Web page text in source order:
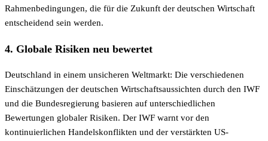
Rahmenbedingungen, die für die Zukunft der deutschen Wirtschaft
entscheidend sein werden.
4. Globale Risiken neu bewertet
Deutschland in einem unsicheren Weltmarkt: Die verschiedenen
Einschätzungen der deutschen Wirtschaftsaussichten durch den IWF
und die Bundesregierung basieren auf unterschiedlichen
Bewertungen globaler Risiken. Der IWF warnt vor den
kontinuierlichen Handelskonflikten und der verstärkten US-